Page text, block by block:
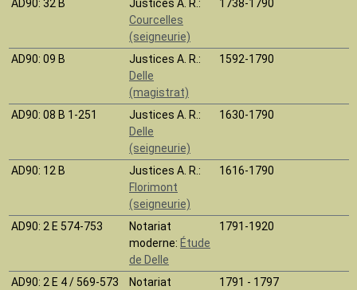
AD90: 32 B
Justices A. R.:
Courcelles
(seigneurie)
1738-1790
AD90: 09 B
Justices A. R.:
Delle
(magistrat)
1592-1790
AD90: 08 B 1-251
Justices A. R.:
Delle
(seigneurie)
1630-1790
AD90: 12 B
Justices A. R.:
Florimont
(seigneurie)
1616-1790
AD90: 2 E 574-753
Notariat
moderne: Étude
de Delle
1791-1920
AD90: 2 E 4 / 569-573
Notariat
1791 - 1797